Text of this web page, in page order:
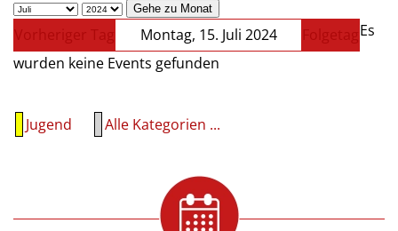
Gehe zu Monat
Vorheriger Tag Montag, 15. Juli 2024 FolgetagEs
wurden keine Events gefunden
Jugend Alle Kategorien ...